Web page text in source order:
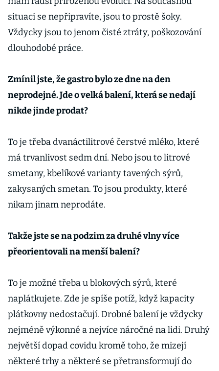
situaci se nepřipravíte, jsou to prostě šoky.
Vždycky jsou to jenom čisté ztráty, poškozování
dlouhodobé práce.
Zmínil jste, že gastro bylo ze dne na den
neprodejné. Jde o velká balení, která se nedají
nikde jinde prodat?
To je třeba dvanáctilitrové čerstvé mléko, které
má trvanlivost sedm dní. Nebo jsou to litrové
smetany, kbelíkové varianty tavených sýrů,
zakysaných smetan. To jsou produkty, které
nikam jinam neprodáte.
Takže jste se na podzim za druhé vlny více
přeorientovali na menší balení?
To je možné třeba u blokových sýrů, které
naplátkujete. Zde je spíše potíž, když kapacity
plátkovny nedostačují. Drobné balení je vždycky
nejméně výkonné a nejvíce náročné na lidi. Druhý
největší dopad covidu kromě toho, že mizejí
některé trhy a některé se přetransformují do